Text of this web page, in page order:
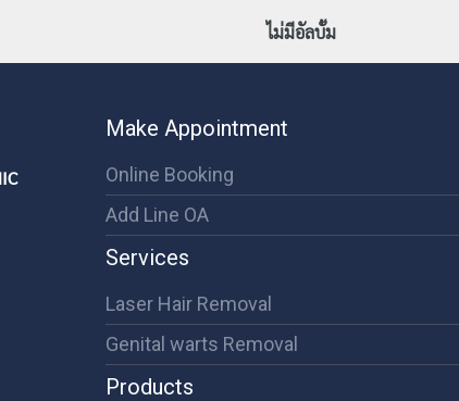
ไม่มีอัลบั้ม
Make Appointment
Online Booking
Add Line OA
Services
Laser Hair Removal
Genital warts Removal
Products